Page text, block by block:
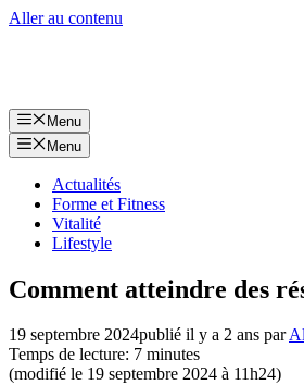
Aller au contenu
Menu
Menu
Actualités
Forme et Fitness
Vitalité
Lifestyle
Comment atteindre des
19 septembre 2024publié il y a 2 ans par
Temps de lecture: 7 minutes
(modifié le 19 septembre 2024 à 11h24)